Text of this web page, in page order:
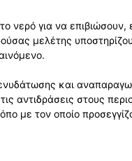
νερό για να επιβιώσουν,
μελέτης
και
αντιδράσεις στους
με τον οποίο